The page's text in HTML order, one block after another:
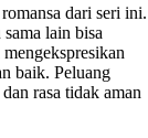
dari seri ini.
lain bisa
baik. Peluang
rasa tidak aman